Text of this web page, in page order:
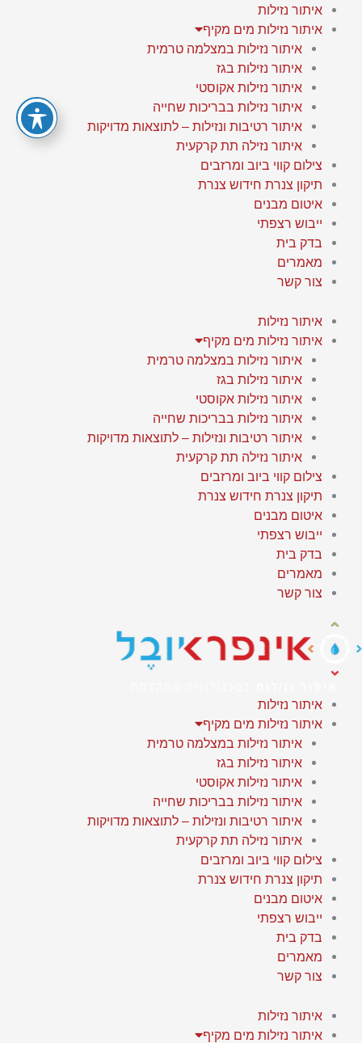
לתוכן
איתור נזילות
איתור נזילות מים מקיף
איתור נזילות במצלמה טרמית
איתור נזילות בגז
איתור נזילות אקוסטי
איתור נזילות בבריכות שחייה
איתור רטיבות ונזילות – לתוצאות מדויקות
איתור נזילה תת קרקעית
צילום קווי ביוב ומרזבים
תיקון צנרת חידוש צנרת
איטום מבנים
ייבוש רצפתי
בדק בית
מאמרים
צור קשר
איתור נזילות
איתור נזילות מים מקיף
איתור נזילות במצלמה טרמית
איתור נזילות בגז
איתור נזילות אקוסטי
איתור נזילות בבריכות שחייה
איתור רטיבות ונזילות – לתוצאות מדויקות
איתור נזילה תת קרקעית
צילום קווי ביוב ומרזבים
תיקון צנרת חידוש צנרת
איטום מבנים
ייבוש רצפתי
בדק בית
מאמרים
צור קשר
איתור נזילות
איתור נזילות מים מקיף
איתור נזילות במצלמה טרמית
איתור נזילות בגז
איתור נזילות אקוסטי
איתור נזילות בבריכות שחייה
איתור רטיבות ונזילות – לתוצאות מדויקות
איתור נזילה תת קרקעית
צילום קווי ביוב ומרזבים
תיקון צנרת חידוש צנרת
איטום מבנים
ייבוש רצפתי
בדק בית
מאמרים
צור קשר
איתור נזילות
איתור נזילות מים מקיף